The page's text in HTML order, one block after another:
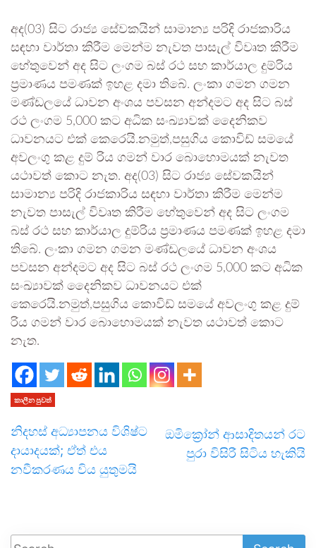
අද(03) සිට රාජ්‍ය සේවකයින් සාමාන්‍ය පරිදි රාජකාරිය
සඳහා වාර්තා කිරීම මෙන්ම නැවත පාසැල් විවෘත කිරීම
හේතුවෙන් අද සිට ලංගම බස් රථ සහ කාර්යාල දුම්රිය
ප්‍රමාණය පමණක් ඉහළ දමා තිබේ. ලංකා ගමන ගමන
මණ්ඩලයේ ධාවන අංශය පවසන අන්දමට අද සිට බස්
රථ ලංගම 5,000 කට අධික සංඛ්‍යාවක් දෛනිකව
ධාවනයට එක් කෙරෙයි.නමුත්,පසුගිය කොවිඩ් සමයේ
අවලංගු කළ දුම් රිය ගමන් වාර බොහොමයක් නැවත
යථාවත් කොට නැත. අද(03) සිට රාජ්‍ය සේවකයින්
සාමාන්‍ය පරිදි රාජකාරිය සඳහා වාර්තා කිරීම මෙන්ම
නැවත පාසැල් විවෘත කිරීම හේතුවෙන් අද සිට ලංගම
බස් රථ සහ කාර්යාල දුම්රිය ප්‍රමාණය පමණක් ඉහළ දමා
තිබේ. ලංකා ගමන ගමන මණ්ඩලයේ ධාවන අංශය
පවසන අන්දමට අද සිට බස් රථ ලංගම 5,000 කට අධික
සංඛ්‍යාවක් දෛනිකව ධාවනයට එක්
කෙරෙයි.නමුත්,පසුගිය කොවිඩ් සමයේ අවලංගු කළ දුම්
රිය ගමන් වාර බොහොමයක් නැවත යථාවත් කොට
නැත.
කාලීන පුවත්
නිදහස් අධ්‍යාපනය විශිෂ්ට
දායාදයක්; ඒත් එය
නවීකරණය විය යුතුමයි
ඔමික්‍රෝන් ආසාදිතයන් රට
පුරා විසිරී සිටිය හැකියි